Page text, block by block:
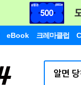
eBook 크레마클럽